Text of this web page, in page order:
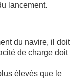
lancement.
du navire, il doit
de charge doit
élevés que le